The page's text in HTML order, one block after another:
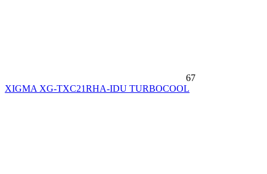
67
XIGMA XG-TXC21RHA-IDU TURBOCOOL